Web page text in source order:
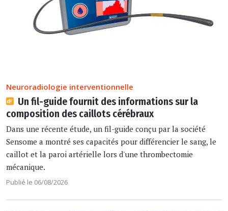
Neuroradiologie interventionnelle
Un fil-guide fournit des informations sur la
composition des caillots cérébraux
Dans une récente étude, un fil-guide conçu par la société
Sensome a montré ses capacités pour différencier le sang, le
caillot et la paroi artérielle lors d'une thrombectomie
mécanique.
Publié le 06/08/2026